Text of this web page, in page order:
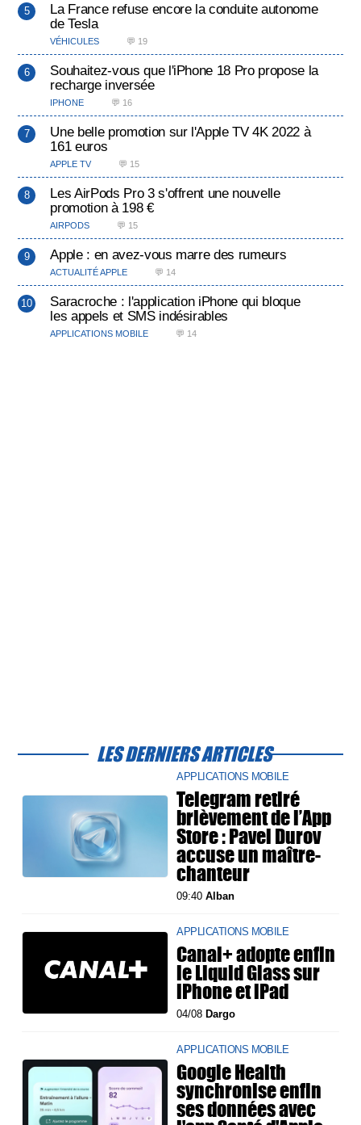
La France refuse encore la conduite autonome
de Tesla
VÉHICULES 💬 19
Souhaitez-vous que l'iPhone 18 Pro propose la
recharge inversée
IPHONE 💬 16
Une belle promotion sur l'Apple TV 4K 2022 à
161 euros
APPLE TV 💬 15
Les AirPods Pro 3 s'offrent une nouvelle
promotion à 198 €
AIRPODS 💬 15
Apple : en avez-vous marre des rumeurs
ACTUALITÉ APPLE 💬 14
Saracroche : l'application iPhone qui bloque
les appels et SMS indésirables
APPLICATIONS MOBILE 💬 14
LES DERNIERS ARTICLES
APPLICATIONS MOBILE
Telegram retiré
brièvement de l’App
Store : Pavel Durov
accuse un maître-
chanteur
09:40Alban
APPLICATIONS MOBILE
Canal+ adopte enfin
le Liquid Glass sur
iPhone et iPad
04/08 Dargo
APPLICATIONS MOBILE
Google Health
synchronise enfin
ses données avec